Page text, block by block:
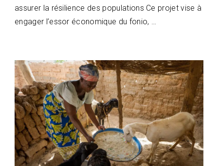
assurer la résilience des populations Ce projet vise à
engager l’essor économique du fonio, …